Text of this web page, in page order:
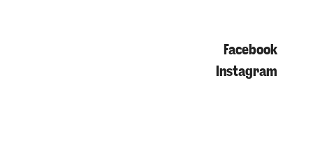
Facebook
Instagram